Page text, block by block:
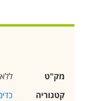
מק"ט
ללא
קטגוריה